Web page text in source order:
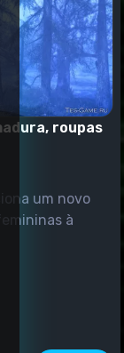
roupas
um novo
à